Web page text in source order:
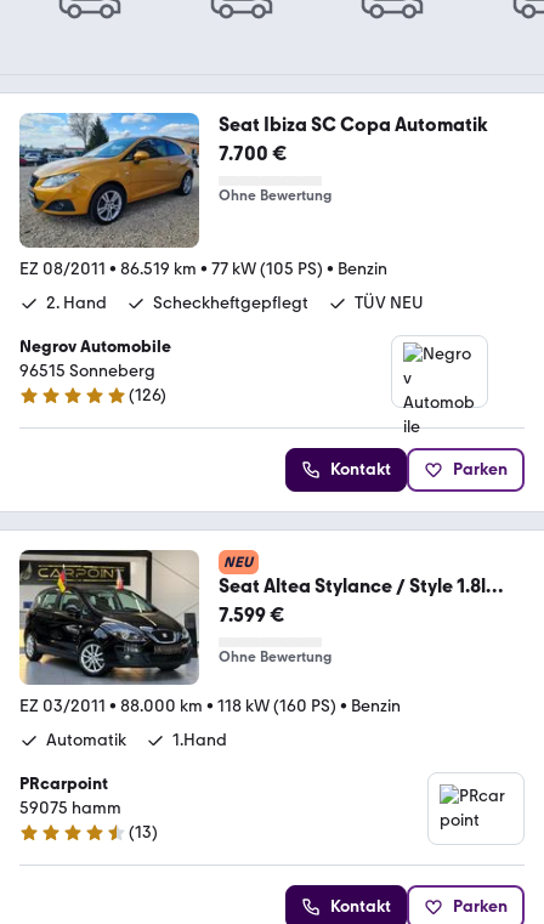
Seat Ibiza SC Copa Automatik
7.700 €
Ohne Bewertung
EZ 08/2011 • 86.519 km • 77 kW (105 PS) • Benzin
2. Hand
Scheckheftgepflegt TÜV NEU
Negrov Automobile
96515 Sonneberg
4.8 Sterne
(126)
Kontakt Parken
NEU
Seat Altea Stylance / Style 1.8l
PDC/SHZ/1.Hand/Klima
7.599 €
Ohne Bewertung
EZ 03/2011 • 88.000 km • 118 kW (160 PS) • Benzin
Automatik
1.Hand
PRcarpoint
59075 hamm
4.5 Sterne
(13)
Kontakt Parken